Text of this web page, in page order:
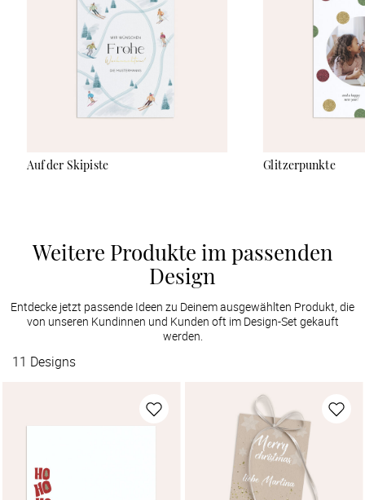
Auf der Skipiste Glitzerpunkte
Weitere Produkte im passenden
Design
Entdecke jetzt passende Ideen zu Deinem ausgewählten Produkt, die
von unseren Kundinnen und Kunden oft im Design-Set gekauft
werden.
11 Designs